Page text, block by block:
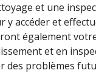
et une
accéder et
également
et en
des problèmes